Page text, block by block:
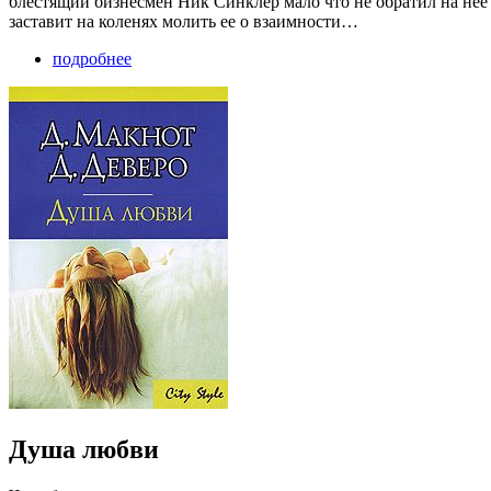
заставит на коленях молить ее о взаимности…
подробнее
Душа любви